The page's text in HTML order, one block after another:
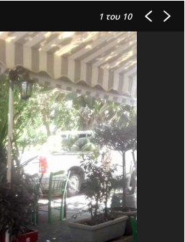
1 του 10